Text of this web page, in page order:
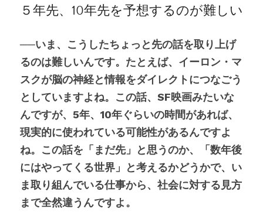
５年先、10年先を予想するのが難しい
──いま、こうしたちょっと先の話を取り上げ
るのは難しいんです。たとえば、イーロン・マ
スクが脳の神経と情報をダイレクトにつなごう
としていますよね。この話、SF映画みたいな
んですが、5年、10年ぐらいの時間があれば、
現実的に使われている可能性があるんですよ
ね。この話を「まだ先」と思うのか、「数年後
にはやってくる世界」と考えるかどうかで、い
ま取り組んでいる仕事から、社会に対する見方
まで全然違うんですよ。